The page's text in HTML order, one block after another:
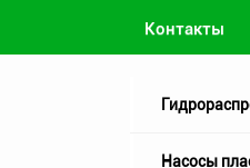
Контакты
Насосы